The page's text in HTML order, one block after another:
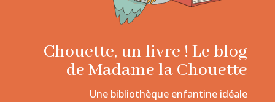
Chouette, un livre ! Le blog
de Madame la Chouette
Une bibliothèque enfantine idéale